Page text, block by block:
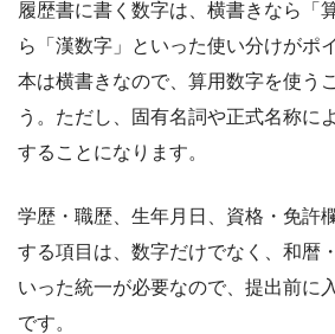
履歴書に書く数字は、横書きなら「
ら「漢数字」といった使い分けがポ
本は横書きなので、算用数字を使う
う。ただし、固有名詞や正式名称に
することになります。
学歴・職歴、生年月日、資格・免許
する項目は、数字だけでなく、和暦
いった統一が必要なので、提出前に
です。